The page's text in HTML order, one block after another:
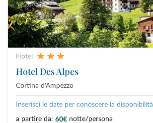
Hotel
Hotel Des Alpes
Cortina d'Ampezzo
Inserisci le date per conoscere la disponibilità
a partire da: 60€ notte/persona